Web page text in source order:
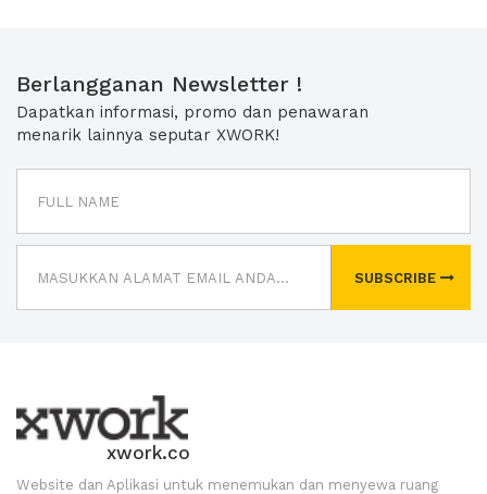
Berlangganan Newsletter !
Dapatkan informasi, promo dan penawaran
menarik lainnya seputar XWORK!
SUBSCRIBE
xwork.co
Website dan Aplikasi untuk menemukan dan menyewa ruang